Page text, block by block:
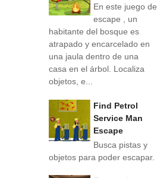
En este juego de
escape , un
habitante del bosque es
atrapado y encarcelado en
una jaula dentro de una
casa en el árbol. Localiza
objetos, e...
Find Petrol
Service Man
Escape
Busca pistas y
objetos para poder escapar.